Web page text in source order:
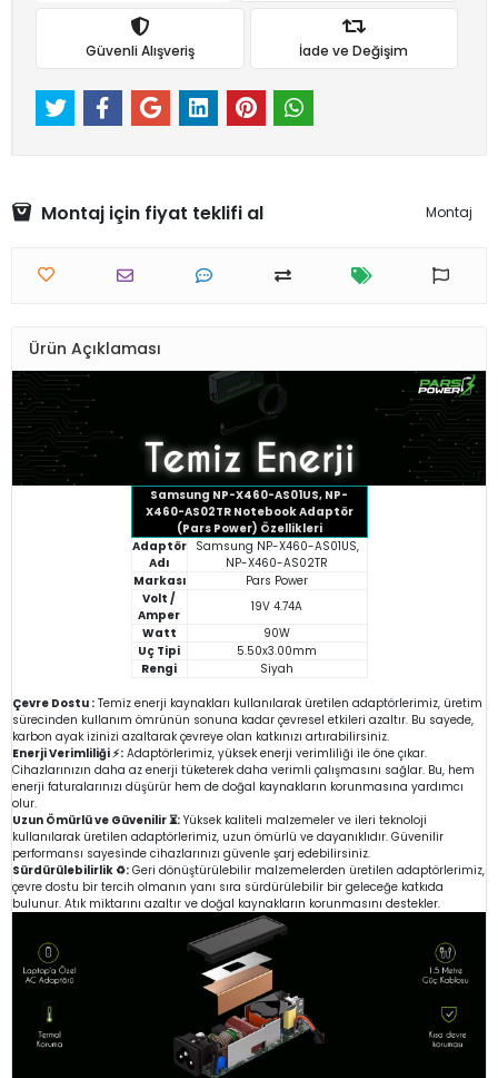
Güvenli Alışveriş İade ve Değişim
Montaj için fiyat teklifi al Montaj
Ürün Açıklaması
Samsung NP-X460-AS01US, NP-
X460-AS02TR Notebook Adaptör
(Pars Power) Özellikleri
Adaptör
Adı
Samsung NP-X460-AS01US,
NP-X460-AS02TR
Markası
Pars Power
Volt /
Amper
19V 4.74A
Watt
90W
Uç Tipi
5.50x3.00mm
Rengi
Siyah
Çevre Dostu : Temiz enerji kaynakları kullanılarak üretilen adaptörlerimiz, üretim
sürecinden kullanım ömrünün sonuna kadar çevresel etkileri azaltır. Bu sayede,
karbon ayak izinizi azaltarak çevreye olan katkınızı artırabilirsiniz.
Enerji Verimliliği ⚡: Adaptörlerimiz, yüksek enerji verimliliği ile öne çıkar.
Cihazlarınızın daha az enerji tüketerek daha verimli çalışmasını sağlar. Bu, hem
enerji faturalarınızı düşürür hem de doğal kaynakların korunmasına yardımcı
olur.
Uzun Ömürlü ve Güvenilir ⏳: Yüksek kaliteli malzemeler ve ileri teknoloji
kullanılarak üretilen adaptörlerimiz, uzun ömürlü ve dayanıklıdır. Güvenilir
performansı sayesinde cihazlarınızı güvenle şarj edebilirsiniz.
Sürdürülebilirlik ♻️: Geri dönüştürülebilir malzemelerden üretilen adaptörlerimiz,
çevre dostu bir tercih olmanın yanı sıra sürdürülebilir bir geleceğe katkıda
bulunur. Atık miktarını azaltır ve doğal kaynakların korunmasını destekler.